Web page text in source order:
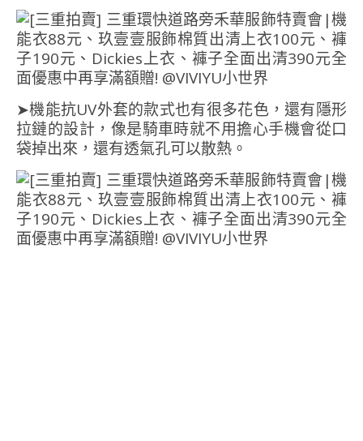
➤機能抗UV外套的款式也有很多花色，還有隱形
拉鏈的設計，像是騎車時就不用擔心手機會從口
袋掉出來，還有透氣孔可以散熱。